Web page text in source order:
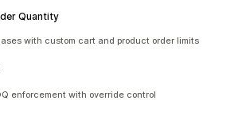
Quantity
with custom cart and product order limits
enforcement with override control